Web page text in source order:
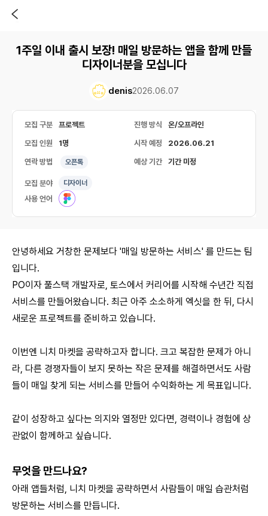
1주일 이내 출시 보장! 매일 방문하는 앱을 함께 만들
디자이너분을 모십니다
denis2026.06.07
모집 구분 프로젝트 진행 방식 온/오프라인
모집 인원 1명 시작 예정 2026.06.21
연락 방법 오픈톡 예상 기간 기간 미정
모집 분야 디자이너
사용 언어
안녕하세요 거창한 문제보다 '매일 방문하는 서비스' 를 만드는 팀
입니다.
PO이자 풀스택 개발자로, 토스에서 커리어를 시작해 수년간 직접
서비스를 만들어왔습니다. 최근 아주 소소하게 엑싯을 한 뒤, 다시
새로운 프로젝트를 준비하고 있습니다.
이번엔 니치 마켓을 공략하고자 합니다. 크고 복잡한 문제가 아니
라, 다른 경쟁자들이 보지 못하는 작은 문제를 해결하면서도 사람
들이 매일 찾게 되는 서비스를 만들어 수익화하는 게 목표입니다.
같이 성장하고 싶다는 의지와 열정만 있다면, 경력이나 경험에 상
관없이 함께하고 싶습니다.
무엇을 만드나요?
아래 앱들처럼, 니치 마켓을 공략하면서 사람들이 매일 습관처럼
방문하는 서비스를 만듭니다.